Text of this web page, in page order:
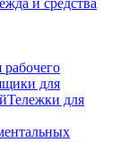
и средства
для
Тележки для